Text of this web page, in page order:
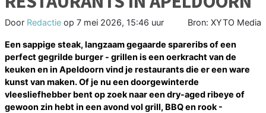
Door Redactie op 7 mei 2026, 15:46 uur Bron: XYTO Media
Een sappige steak, langzaam gegaarde spareribs of een
perfect gegrilde burger - grillen is een oerkracht van de
keuken en in Apeldoorn vind je restaurants die er een ware
kunst van maken. Of je nu een doorgewinterde
vleesliefhebber bent op zoek naar een dry-aged ribeye of
gewoon zin hebt in een avond vol grill, BBQ en rook -